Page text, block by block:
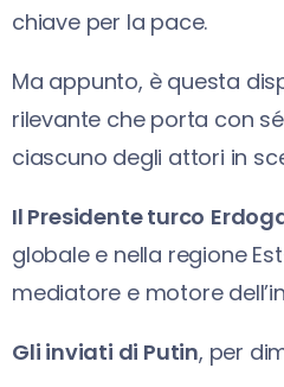
chiave per la pace.
Ma appunto, è questa
rilevante che porta con
ciascuno degli attori in
Il Presidente turco
globale e nella regione
mediatore e motore
Gli inviati di Putin, per